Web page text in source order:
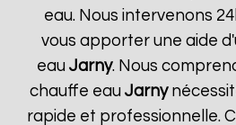
eau. Nous intervenons
vous apporter une aide
eau Jarny. Nous
chauffe eau Jarny
rapide et professionnelle.